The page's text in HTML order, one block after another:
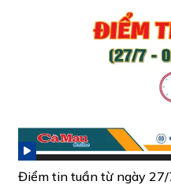
Điểm tin tuần từ ngày